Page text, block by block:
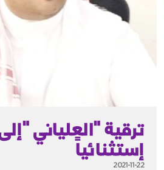
ترقية "العلياني
إستثنائياً
2021-11-22